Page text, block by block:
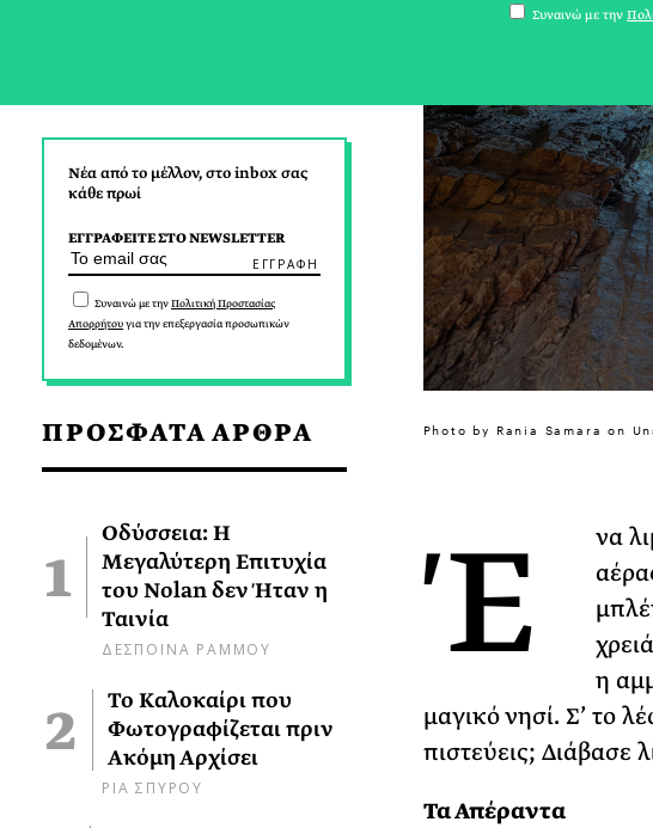
Νέα από το μέλλον, στο inbox σας
κάθε πρωί
ΕΓΓΡΑΦΕΙΤΕ ΣΤΟ NEWSLETTER
Συναινώ με τηνΠολιτική Προστασίας
Απορρήτουγια την επεξεργασία προσωπικών
δεδομένων.
ΠΡΟΣΦΑΤΑ ΑΡΘΡΑ
Οδύσσεια: Η
Μεγαλύτερη Επιτυχία
του Nolan δεν Ήταν η
Ταινία
ΔΕΣΠΟΙΝΑ ΡΑΜΜΟΥ
Το Καλοκαίρι που
Φωτογραφίζεται πριν
Ακόμη Αρχίσει
ΡΙΑ ΣΠΥΡΟΥ
Photo by Rania Samara on
Έ
να
η
μαγικό νησί. Σ’ το
πιστεύεις; Διάβασε
Τα Απέραντα
Συναινώ με την